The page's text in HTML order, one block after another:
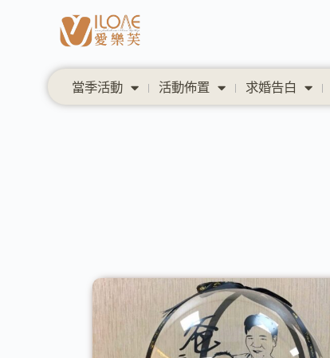
當季活動 活動佈置 求婚告白